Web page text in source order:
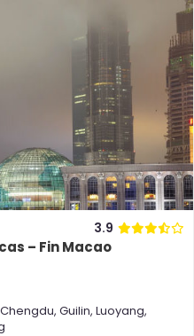
3.9
– Fin Macao
Chengdu, Guilin, Luoyang,